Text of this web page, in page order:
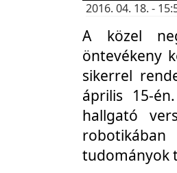
2016. 04. 18. -
A közel
öntevékeny
sikerrel
április 15-
hallgató
tudományok